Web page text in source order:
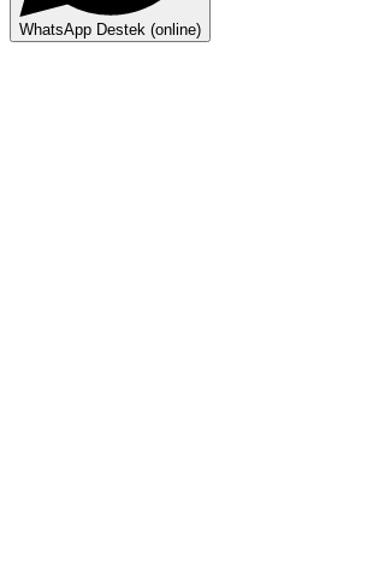
WhatsApp Destek (online)